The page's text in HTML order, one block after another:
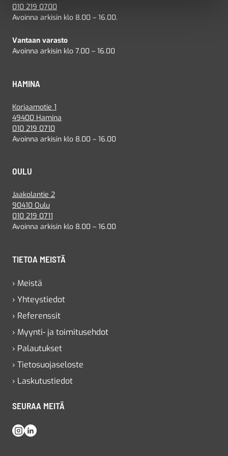
010 219 0700
Avoinna arkisin klo 8.00 – 16.00.
Vantaan varasto
Avoinna arkisin klo 7.00 – 16.00
HAMINA
Korjaamotie 1
49400 Hamina
010 219 0710
Avoinna arkisin klo 8.00 – 16.00
OULU
Jaakolantie 2
90410 Oulu
010 219 0711
Avoinna arkisin klo 8.00 – 16.00
TIETOA MEISTÄ
› Meistä
› Yhteystiedot
› Referenssit
› Myynti- ja toimitusehdot
› Palautukset
› Tietosuojaseloste
› Laskutustiedot
SEURAA MEITÄ
Instagram
LinkedIn